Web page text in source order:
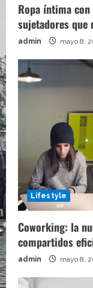
Ropa íntima
sujetadores que
admin mayo 8,
Lifestyle
Coworking: la
compartidos
admin mayo 8,